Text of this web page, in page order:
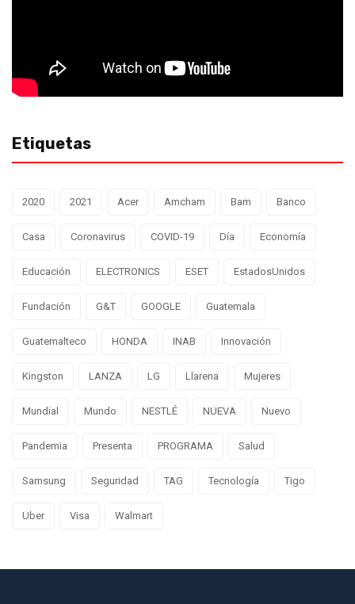
Etiquetas
2020 2021 Acer Amcham Bam Banco
Casa Coronavirus COVID-19 Día Economía
Educación ELECTRONICS ESET EstadosUnidos
Fundación G&T GOOGLE Guatemala
Guatemalteco HONDA INAB Innovación
Kingston LANZA LG Llarena Mujeres
Mundial Mundo NESTLÉ NUEVA Nuevo
Pandemia Presenta PROGRAMA Salud
Samsung Seguridad TAG Tecnología Tigo
Uber Visa Walmart